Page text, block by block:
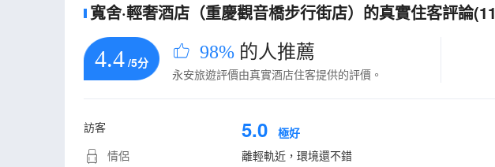
寬舍·輕奢酒店（重慶觀音橋步行街店）的真實住客評論
4.4 /5分 98% 的人推薦
永安旅遊評價由真實酒店住客提供的評價。
訪客
情侶
5.0 極好
離輕軌近，環境還不錯